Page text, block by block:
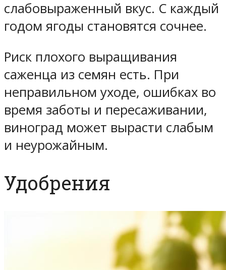
слабовыраженный вкус. С каждый
годом ягоды становятся сочнее.
Риск плохого выращивания
саженца из семян есть. При
неправильном уходе, ошибках во
время заботы и пересаживании,
виноград может вырасти слабым
и неурожайным.
Удобрения